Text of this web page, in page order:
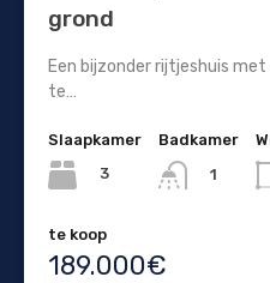
grond
Een bijzonder rijtjeshuis
te…
Slaapkamer
3
Badkamer
1
te koop
189.000€